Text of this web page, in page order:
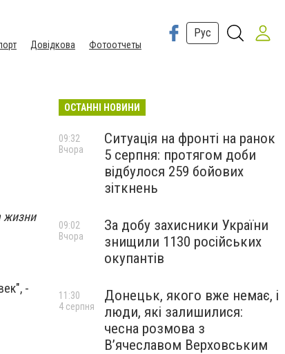
Довідкова Фотоотчеты
Рус
жизни
-
ОСТАННІ НОВИНИ
Ситуація на фронті на ранок
5 серпня: протягом доби
відбулося 259 бойових
зіткнень
09:32
Вчора
За добу захисники України
знищили 1130 російських
окупантів
09:02
Вчора
Донецьк, якого вже немає, і
люди, які залишилися:
чесна розмова з
В’ячеславом Верховським
11:30
4 серпня